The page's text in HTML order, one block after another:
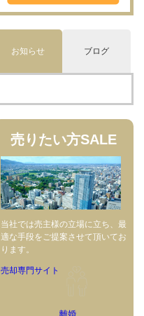
お知らせ ブログ
売りたい方SALE
当社では売主様の立場に立ち、最
適な手段をご提案させて頂いてお
ります。
売却専門サイト
離婚